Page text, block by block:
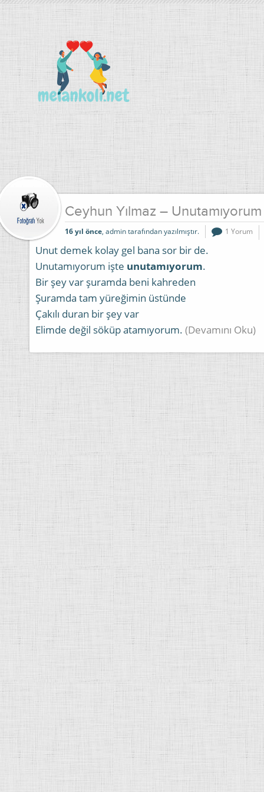
Ceyhun Yılmaz – Unutamıyorum
16 yıl önce, admin tarafından yazılmıştır. 1 Yorum
Unut demek kolay gel bana sor bir de.
Unutamıyorum işte unutamıyorum.
Bir şey var şuramda beni kahreden
Şuramda tam yüreğimin üstünde
Çakılı duran bir şey var
Elimde değil söküp atamıyorum. (Devamını Oku)